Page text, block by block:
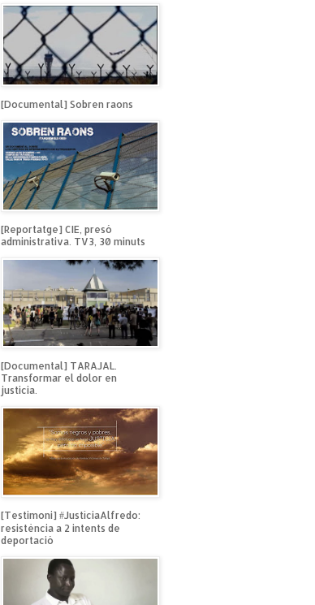
[Documental] Sobren raons
[Reportatge] CIE, presó
administrativa. TV3, 30 minuts
[Documental] TARAJAL.
Transformar el dolor en
justicia.
[Testimoni] #JustíciaAlfredo:
resistència a 2 intents de
deportació